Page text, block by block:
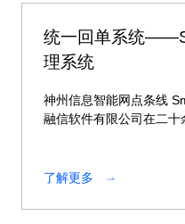
统一回单系统
理系统
神州信息智能网点条线
融信软件有限公司在二十
入、具备完善信息安全
理。
了解更多